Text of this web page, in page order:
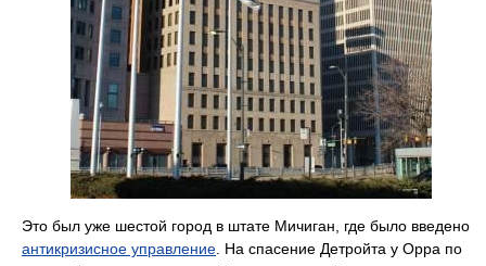
Это был уже шестой город в штате Мичиган, где было введено
антикризисное управление. На спасение Детройта у Орра по